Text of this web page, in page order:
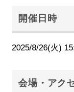
開催日時
2025/8/26(火)
会場・アク